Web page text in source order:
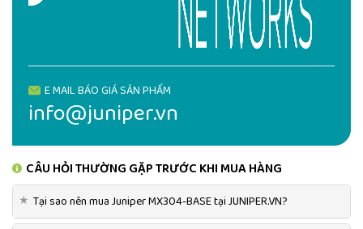
E MAIL BÁO GIÁ SẢN PHẨM
info@juniper.vn
CÂU HỎI THƯỜNG GẶP TRƯỚC KHI MUA HÀNG
★ Tại sao nên mua Juniper MX304-BASE tại JUNIPER.VN?